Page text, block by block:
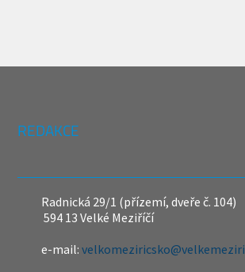
REDAKCE
Radnická 29/1 (přízemí, dveře č. 104)
594 13 Velké Meziříčí
e-mail: